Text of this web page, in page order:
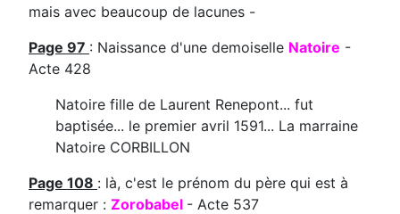
mais avec beaucoup de lacunes -
Page 97 : Naissance d'une demoiselle Natoire -
Acte 428
Natoire fille de Laurent Renepont... fut
baptisée... le premier avril 1591... La marraine
Natoire CORBILLON
Page 108 : là, c'est le prénom du père qui est à
remarquer : Zorobabel - Acte 537